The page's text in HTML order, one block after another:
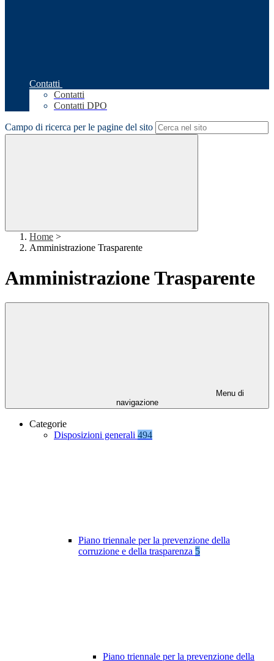
Contatti
Contatti
Contatti DPO
Campo di ricerca per le pagine del sito
Home >
Amministrazione Trasparente
Amministrazione Trasparente
Menu di
navigazione
Categorie
Disposizioni generali 494
Piano triennale per la prevenzione della
corruzione e della trasparenza 5
Piano triennale per la prevenzione della